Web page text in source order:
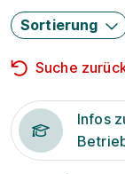
Sortierung
Suche
Infos